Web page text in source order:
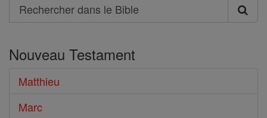
Search
Rechercher
le
Bible
Nouveau Testament
Matthieu
Marc